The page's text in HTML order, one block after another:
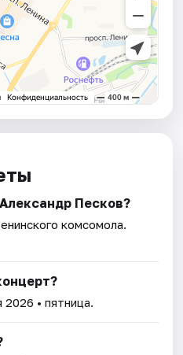
Песков?
комсомола.
2026 • пятница.